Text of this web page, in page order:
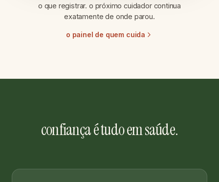
o que registrar. o próximo cuidador continua
exatamente de onde parou.
o painel de quem cuida
confiança é tudo em saúde.